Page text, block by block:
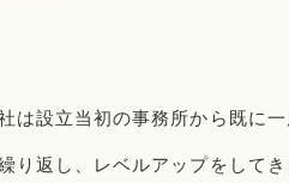
は設立当初の事務所から既に一
り返し、レベルアップをしてき